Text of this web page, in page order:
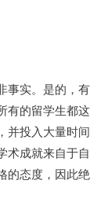
事实。是的，有
有的留学生都这
并投入大量时间
术成就来自于自
的态度，因此绝